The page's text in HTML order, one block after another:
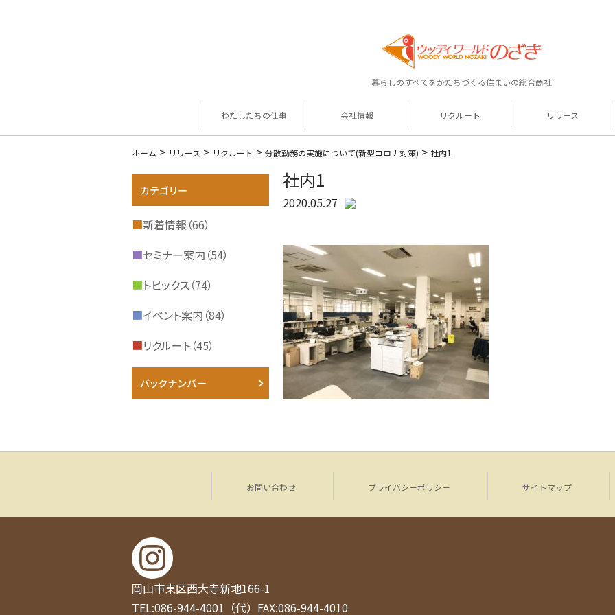
暮らしのすべてをかたちづくる住まいの総合商社
わたしたちの仕事 会社情報 リクルート リリース
ホーム > リリース > リクルート > 分散勤務の実施について(新型コロナ対策) > 社内1
社内1
2020.05.27
■新着情報（66）
■セミナー案内（54）
■トピックス（74）
■イベント案内（84）
■リクルート（45）
お問い合わせ プライバシーポリシー サイトマップ
岡山市東区西大寺新地166-1
TEL:086-944-4001（代） FAX:086-944-4010